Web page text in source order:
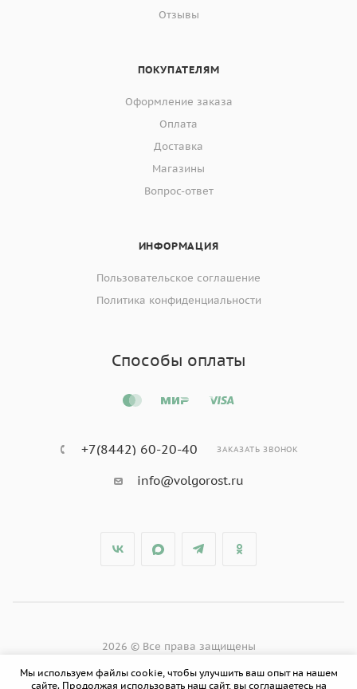
Отзывы
ПОКУПАТЕЛЯМ
Оформление заказа
Оплата
Доставка
Магазины
Вопрос-ответ
ИНФОРМАЦИЯ
Пользовательское соглашение
Политика конфиденциальности
Способы оплаты
+7(8442) 60-20-40 ЗАКАЗАТЬ ЗВОНОК
info@volgorost.ru
2026 © Все права защищены
Мы используем файлы cookie, чтобы улучшить ваш опыт на нашем
сайте. Продолжая использовать наш сайт, вы соглашаетесь на